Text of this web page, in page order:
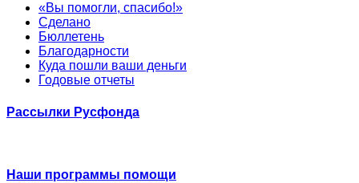
«Вы помогли, спасибо!»
Сделано
Бюллетень
Благодарности
Куда пошли ваши деньги
Годовые отчеты
Рассылки Русфонда
Наши программы помощи